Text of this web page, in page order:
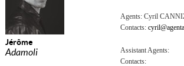
Jérôme
Adamoli
Agents: Cyril
Contacts:
Assistant Agents:
Contacts: